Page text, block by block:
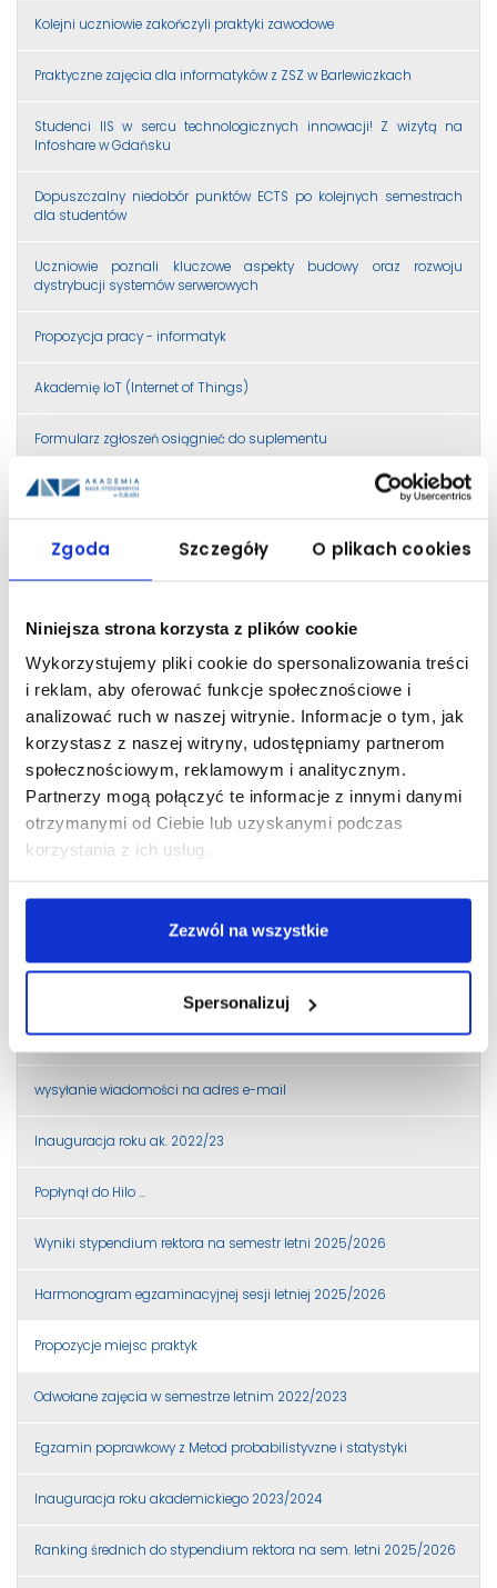
Zgoda Szczegóły O plikach cookies
Niniejsza strona korzysta z plików cookie
Wykorzystujemy pliki cookie do spersonalizowania treści
i reklam, aby oferować funkcje społecznościowe i
analizować ruch w naszej witrynie. Informacje o tym, jak
korzystasz z naszej witryny, udostępniamy partnerom
społecznościowym, reklamowym i analitycznym.
Partnerzy mogą połączyć te informacje z innymi danymi
otrzymanymi od Ciebie lub uzyskanymi podczas
korzystania z ich usług.
Zezwól na wszystkie
Spersonalizuj
Kolejni uczniowie zakończyli praktyki zawodowe
Praktyczne zajęcia dla informatyków z ZSZ w Barlewiczkach
Studenci IIS w sercu technologicznych innowacji! Z wizytą na
Infoshare w Gdańsku
Dopuszczalny niedobór punktów ECTS po kolejnych semestrach
dla studentów
Uczniowie poznali kluczowe aspekty budowy oraz rozwoju
dystrybucji systemów serwerowych
Propozycja pracy - informatyk
Akademię IoT (Internet of Things)
Formularz zgłoszeń osiągnieć do suplementu
Studenci I roku studiów stacjonarnych
Ranking średnich do stypendium rektora na semestr letni
2023/2024
Konsultacje na semestr zimowy 2022/23
terminy zjazdów na semestr zimowy 2025/2026
Nieczynny Dziekanat
Wybór miejsca na odbycie praktyki studenckiej
Egzamin komisyjny z Przetwarzaania równoległego i
terminy zjazdów na semestr zimowy 2022/23
wysyłanie wiadomości na adres e-mail
Inauguracja roku ak. 2022/23
Popłynął do Hilo …
Wyniki stypendium rektora na semestr letni 2025/2026
Harmonogram egzaminacyjnej sesji letniej 2025/2026
Propozycje miejsc praktyk
Odwołane zajęcia w semestrze letnim 2022/2023
Egzamin poprawkowy z Metod probabilistyvzne i statystyki
Inauguracja roku akademickiego 2023/2024
Ranking średnich do stypendium rektora na sem. letni 2025/2026